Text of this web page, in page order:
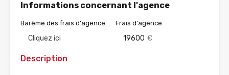
Informations concernant l'agence
Barême des frais d'agence
Cliquez ici
Frais d'agence
19600 €
Description